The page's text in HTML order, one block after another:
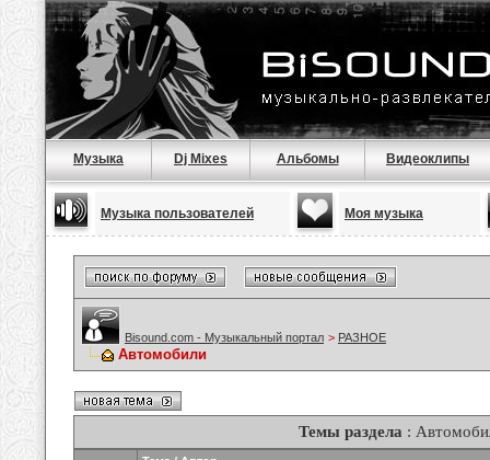
Музыка Dj Mixes Альбомы Видеоклипы
Музыка пользователей Моя музыка
Bisound.com - Музыкальный портал > РАЗНОЕ
Автомобили
Темы раздела :